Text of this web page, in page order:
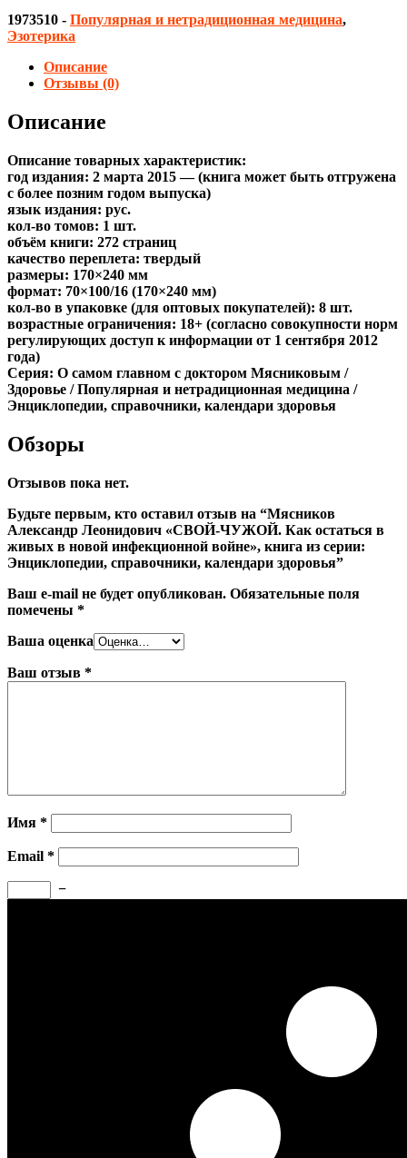
1973510 - Популярная и нетрадиционная медицина,
Эзотерика
Описание
Отзывы (0)
Описание
Описание товарных характеристик:
год издания: 2 марта 2015 — (книга может быть отгружена
c более позним годом выпуска)
язык издания: рус.
кол-во томов: 1 шт.
объём книги: 272 страниц
качество переплета: твердый
размеры: 170×240 мм
формат: 70×100/16 (170×240 мм)
кол-во в упаковке (для оптовых покупателей): 8 шт.
возрастные ограничения: 18+ (согласно совокупности норм
регулирующих доступ к информации от 1 сентября 2012
года)
Серия: О самом главном с доктором Мясниковым /
Здоровье / Популярная и нетрадиционная медицина /
Энциклопедии, справочники, календари здоровья
Обзоры
Отзывов пока нет.
Будьте первым, кто оставил отзыв на “Мясников
Александр Леонидович «СВОЙ-ЧУЖОЙ. Как остаться в
живых в новой инфекционной войне», книга из серии:
Энциклопедии, справочники, календари здоровья”
Ваш e-mail не будет опубликован. Обязательные поля
помечены *
Ваша оценка
Ваш отзыв *
Имя *
Email *
−